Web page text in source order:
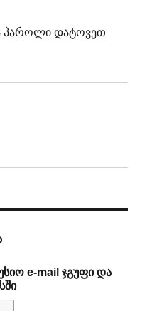
პაროლი დატოვეთ
e-mail ჯგუფი და